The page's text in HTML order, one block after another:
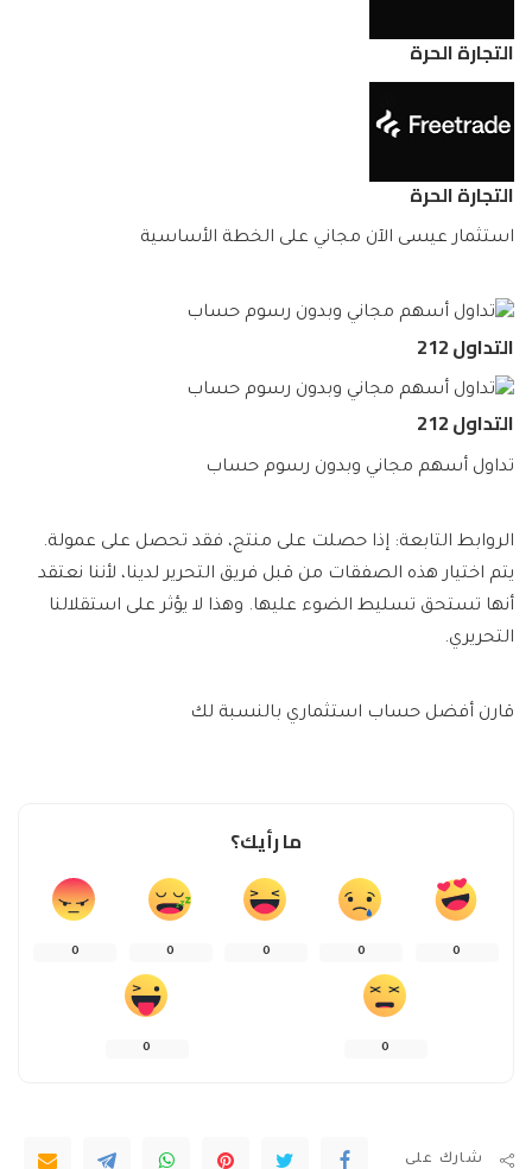
التجارة الحرة
التجارة الحرة
استثمار عيسى الآن مجاني على الخطة الأساسية
التداول 212
التداول 212
تداول أسهم مجاني وبدون رسوم حساب
الروابط التابعة: إذا حصلت على منتج، فقد تحصل على عمولة.
يتم اختيار هذه الصفقات من قبل فريق التحرير لدينا، لأننا نعتقد
أنها تستحق تسليط الضوء عليها. وهذا لا يؤثر على استقلالنا
التحريري.
قارن أفضل حساب استثماري بالنسبة لك
ما رأيك؟
0
0
0
0
0
0
0
شارك على